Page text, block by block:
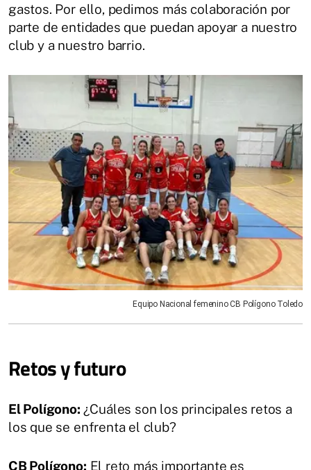
gastos. Por ello, pedimos más colaboración por
parte de entidades que puedan apoyar a nuestro
club y a nuestro barrio.
Equipo Nacional femenino CB Polígono Toledo
Retos y futuro
El Polígono: ¿Cuáles son los principales retos a
los que se enfrenta el club?
CB Polígono: El reto más importante es